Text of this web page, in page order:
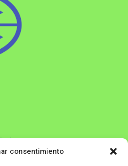
consentimiento